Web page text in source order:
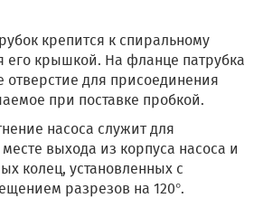
крепится к спиральному
его крышкой. На фланце патрубка
отверстие для присоединения
при поставке пробкой.
насоса служит для
выхода из корпуса насоса и
колец, установленных с
разрезов на 120°.